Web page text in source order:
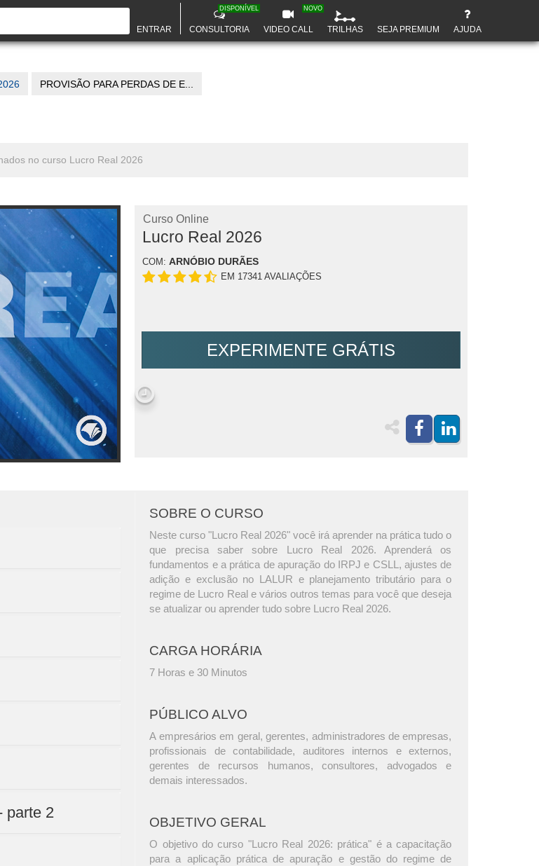
ENTRAR CONSULTORIA
DISPONÍVEL
VIDEO CALL
NOVO
TRILHAS SEJA PREMIUM AJUDA
PROVISÃO PARA PERDAS DE E...
no curso Lucro Real 2026
Curso Online
Lucro Real 2026
COM: ARNÓBIO DURÃES
EM 17341 AVALIAÇÕES
EXPERIMENTE GRÁTIS
parte 2
SOBRE O CURSO
Neste curso "Lucro Real 2026" você irá aprender na prática tudo o
que precisa saber sobre Lucro Real 2026. Aprenderá os
fundamentos e a prática de apuração do IRPJ e CSLL, ajustes de
adição e exclusão no LALUR e planejamento tributário para o
regime de Lucro Real e vários outros temas para você que deseja
se atualizar ou aprender tudo sobre Lucro Real 2026.
CARGA HORÁRIA
7 Horas e 30 Minutos
PÚBLICO ALVO
A empresários em geral, gerentes, administradores de empresas,
profissionais de contabilidade, auditores internos e externos,
gerentes de recursos humanos, consultores, advogados e
demais interessados.
OBJETIVO GERAL
O objetivo do curso "Lucro Real 2026: prática" é a capacitação
para a aplicação prática de apuração e gestão do regime de